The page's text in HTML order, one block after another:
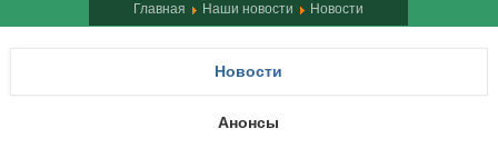
Главная Наши новости Новости
Новости
Анонсы